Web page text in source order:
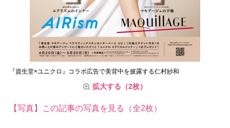
『資生堂×ユニクロ』コラボ広告で美背中を披露する仁村紗和
拡大する（2枚）
【写真】この記事の写真を見る（全2枚）